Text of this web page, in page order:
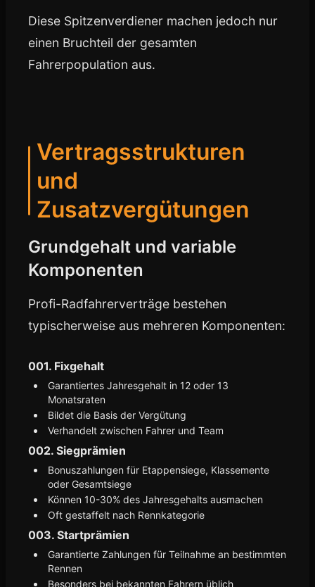
Diese Spitzenverdiener machen jedoch nur
einen Bruchteil der gesamten
Fahrerpopulation aus.
Vertragsstrukturen
und
Zusatzvergütungen
Grundgehalt und variable
Komponenten
Profi-Radfahrerverträge bestehen
typischerweise aus mehreren Komponenten:
001. Fixgehalt
Garantiertes Jahresgehalt in 12 oder 13
Monatsraten
Bildet die Basis der Vergütung
Verhandelt zwischen Fahrer und Team
002. Siegprämien
Bonuszahlungen für Etappensiege, Klassemente
oder Gesamtsiege
Können 10-30% des Jahresgehalts ausmachen
Oft gestaffelt nach Rennkategorie
003. Startprämien
Garantierte Zahlungen für Teilnahme an bestimmten
Rennen
Besonders bei bekannten Fahrern üblich